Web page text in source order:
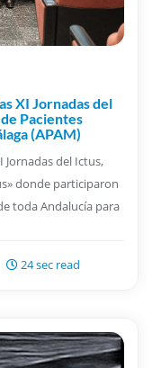
XI Jornadas del
Pacientes
(APAM)
Jornadas del Ictus,
donde participaron
toda Andalucía para
24 sec read